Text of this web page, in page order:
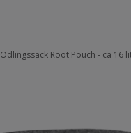
Odlingssäck Root Pouch - ca 16